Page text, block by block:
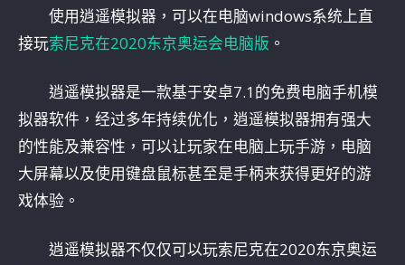
使用逍遥模拟器，可以在电脑windows系统上直
接玩索尼克在2020东京奥运会电脑版 。
逍遥模拟器是一款基于安卓7.1的免费电脑手机模
拟器软件，经过多年持续优化，逍遥模拟器拥有强大
的性能及兼容性，可以让玩家在电脑上玩手游，电脑
大屏幕以及使用键盘鼠标甚至是手柄来获得更好的游
戏体验。
逍遥模拟器不仅仅可以玩索尼克在2020东京奥运